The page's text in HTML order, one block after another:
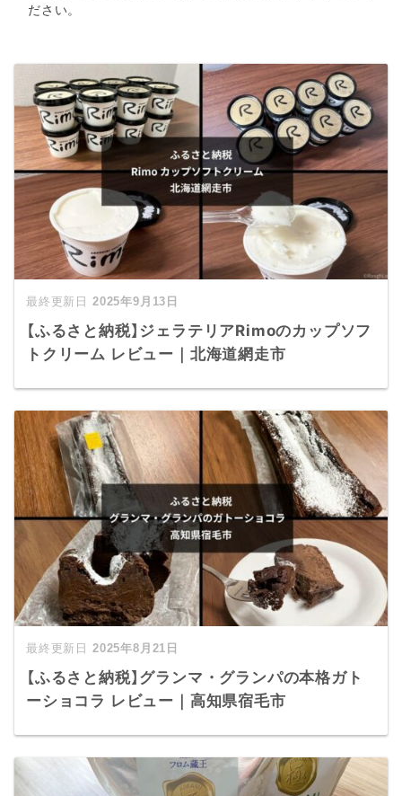
ださい。
2025年9月13日
【ふるさと納税】ジェラテリアRimoのカップソフ
トクリーム レビュー｜北海道網走市
2025年8月21日
【ふるさと納税】グランマ・グランパの本格ガト
ーショコラ レビュー｜高知県宿毛市